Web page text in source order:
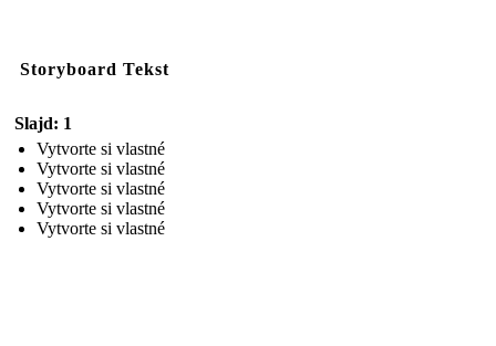
Storyboard Tekst
Slajd: 1
Vytvorte si vlastné
Vytvorte si vlastné
Vytvorte si vlastné
Vytvorte si vlastné
Vytvorte si vlastné